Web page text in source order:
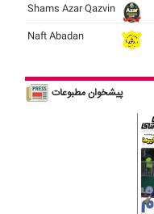
Shams Azar Qazvin
Naft Abadan
پیشخوان مطبوعات